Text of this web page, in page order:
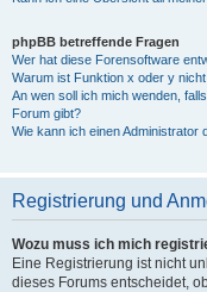
phpBB betreffende Fragen
Wer hat diese Forensoftware
Warum ist Funktion x oder y
An wen soll ich mich wenden,
Forum gibt?
Wie kann ich einen Administrator
Registrierung und
Wozu muss ich mich
Eine Registrierung ist nicht
dieses Forums entscheidet,